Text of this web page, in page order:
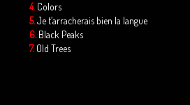
4. Colors
5.Je t’arracherais bien la langue
6. Black Peaks
7. Old Trees